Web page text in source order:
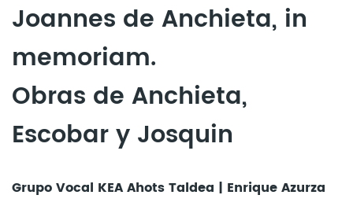
Joannes de Anchieta, in
memoriam.
Obras de Anchieta,
Escobar y Josquin
Grupo Vocal KEA Ahots Taldea | Enrique Azurza